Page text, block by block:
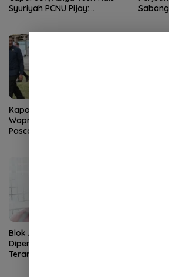
Syuriyah PCNU Pijay:
Jantung Jam’iyah
Akses
Weh
Kapolda Aceh Dampingi
Wapres Tinjau Rehabilitasi
Pascabencana di Gayo Lues
Blok Andaman
Dipertanyakan, Aceh Kembali
Terancam Jadi Penonton